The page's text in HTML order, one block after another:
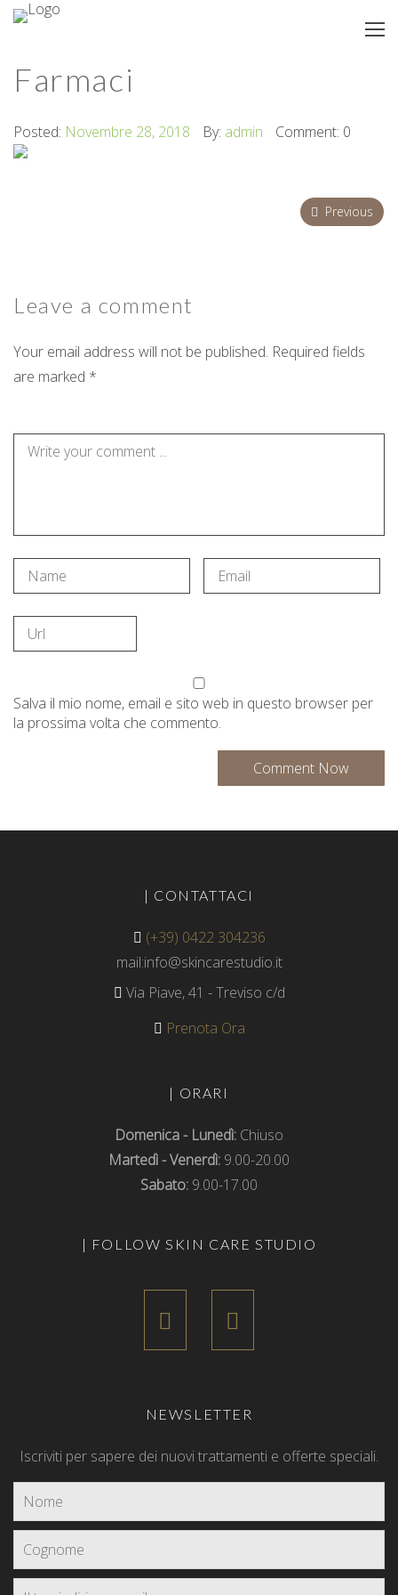
Farmaci
Posted: Novembre 28, 2018 By: admin Comment: 0
Previous
Leave a comment
Your email address will not be published. Required fields
are marked *
Salva il mio nome, email e sito web in questo browser per
la prossima volta che commento.
| CONTATTACI
(+39) 0422 304236
mail:info@skincarestudio.it
Via Piave, 41 - Treviso c/d
Prenota Ora
| ORARI
Domenica - Lunedì: Chiuso
Martedì - Venerdì: 9.00-20.00
Sabato: 9.00-17.00
| FOLLOW SKIN CARE STUDIO
NEWSLETTER
Iscriviti per sapere dei nuovi trattamenti e offerte speciali.